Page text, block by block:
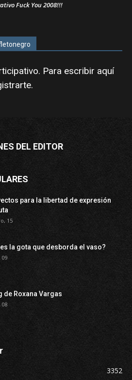
Fuck You 2008!!!
Para escribir aquí
.
DEL EDITOR
para la libertad de expresión
15
la gota que desborda el vaso?
09
de Roxana Vargas
08
3352